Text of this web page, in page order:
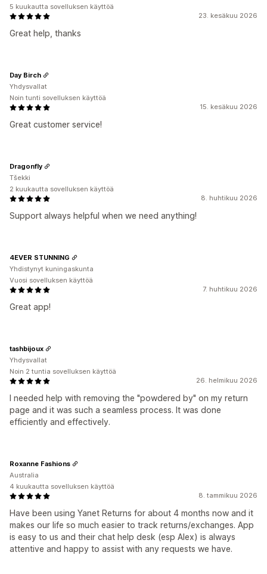
23. kesäkuu 2026
Great help, thanks
5 kuukautta sovelluksen käyttöä
15. kesäkuu 2026
Great customer service!
Day Birch
Yhdysvallat
Noin tunti sovelluksen käyttöä
8. huhtikuu 2026
Support always helpful when we need anything!
Dragonfly
Tšekki
2 kuukautta sovelluksen käyttöä
7. huhtikuu 2026
Great app!
4EVER STUNNING
Yhdistynyt kuningaskunta
Vuosi sovelluksen käyttöä
26. helmikuu 2026
I needed help with removing the "powdered by" on my return
page and it was such a seamless process. It was done
efficiently and effectively.
tashbijoux
Yhdysvallat
Noin 2 tuntia sovelluksen käyttöä
8. tammikuu 2026
Have been using Yanet Returns for about 4 months now and it
makes our life so much easier to track returns/exchanges. App
is easy to us and their chat help desk (esp Alex) is always
attentive and happy to assist with any requests we have.
Roxanne Fashions
Australia
4 kuukautta sovelluksen käyttöä